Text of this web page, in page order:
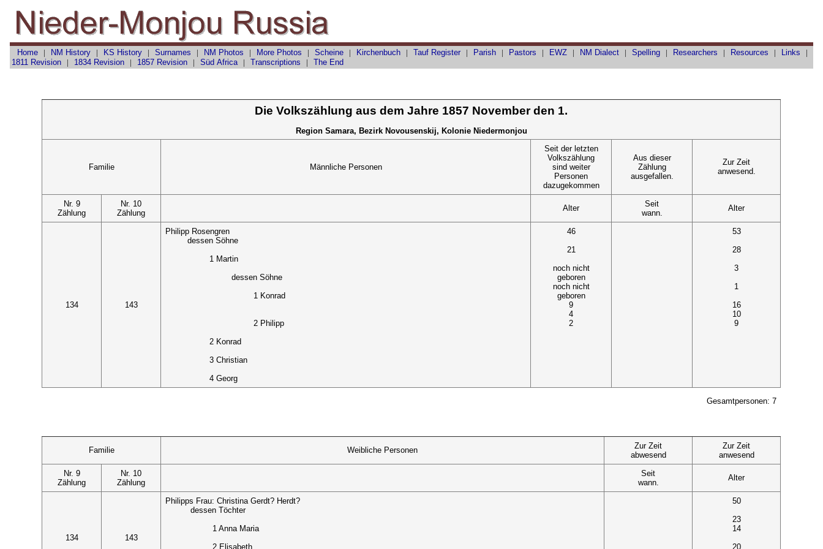
Home| NM History| KS History| Surnames | NM Photos | More Photos | Scheine| Kirchenbuch| TaufRegister| Parish| Pastors | EWZ| NM Dialect| Spelling| Researchers | Resources | Links |
1811 Revision| 1834 Revision| 1857 Revision | Süd Africa| Transcriptions | The End
Die Volkszählung aus dem Jahre 1857 November den 1.
Region Samara, Bezirk Novousenskij, Kolonie Niedermonjou
Familie Männliche Personen
Seit der letzten
Volkszählung
sind weiter
Personen
dazugekommen
Aus dieser
Zählung
ausgefallen.
Zur Zeit
anwesend.
Nr. 9
Zählung
Nr. 10
Zählung
Alter
Seit
wann.
Alter
134 143
Philipp Rosengren
dessen Söhne
1 Martin
dessen Söhne
1 Konrad
2 Philipp
2 Konrad
3 Christian
4 Georg
46
21
noch nicht
geboren
noch nicht
geboren
9
4
2
53
28
3
1
16
10
9
Gesamtpersonen: 7
Familie Weibliche Personen
Zur Zeit
abwesend
Zur Zeit
anwesend
Nr. 9
Zählung
Nr. 10
Zählung
Seit
wann.
Alter
134 143
Philipps Frau: Christina Gerdt? Herdt?
dessen Töchter
1 Anna Maria
2 Elisabeth
50
23
14
20